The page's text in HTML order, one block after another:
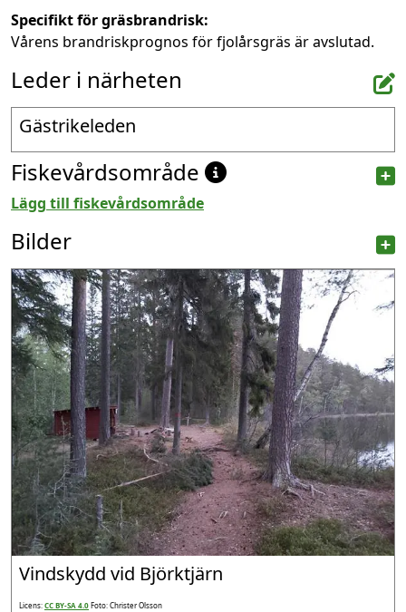
Specifikt för gräsbrandrisk:
Vårens brandriskprognos för fjolårsgräs är avslutad.
Leder i närheten
Gästrikeleden
Fiskevårdsområde
Lägg till fiskevårdsområde
Bilder
Vindskydd vid Björktjärn
Licens:CC BY-SA 4.0Foto: Christer Olsson